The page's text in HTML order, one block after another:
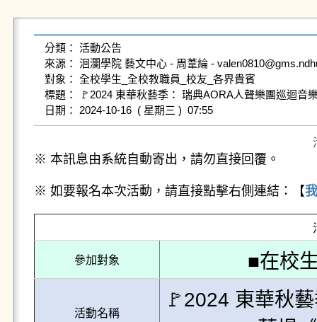
分類： 活動公告
來源： 洄瀾學院 藝文中心 - 周葦綸 -
對象： 全校學生_全校教職員_校友_各界貴賓
標題： 🚩2024 東華秋藝季： 瑞典AORA人聲樂團巡迴音
日期： 2024-10-16  ( 星期三 )  07:55
※ 本訊息由系統自動寄出，請勿直接回覆。
※ 如要報名本次活動，請直接點擊右側連結：【
參加對象 ■在校
活動名稱
🚩2024 東華秋